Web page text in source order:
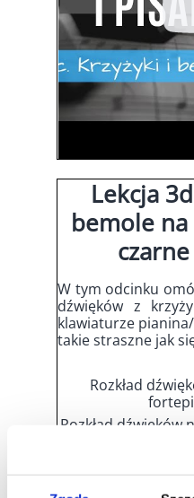
Lekcja
bemole
W tym odcinku
dźwięków z
klawiaturze
takie straszne jak
Rozkład
Rozkład
oktawa (łącznie